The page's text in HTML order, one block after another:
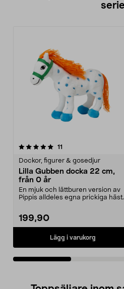
serie
11
Dockor, figurer & gosedjur
Lilla Gubben docka 22 cm,
från 0 år
En mjuk och lättburen version av
Pippis alldeles egna prickiga häst.
199,90
Lägg i varukorg
4.5av 5 stjärnor